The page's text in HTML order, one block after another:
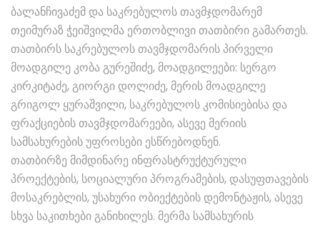
ბალანჩივაძემ და საკრებულოს თავმჯდომარემ
თეიმურაზ ჭეიშვილმა ერთობლივი თათბირი გამართეს.
თათბირს საკრებულოს თავმჯდომარის პირველი
მოადგილე კობა გურეშიძე, მოადგილეები: სერგო
კირკიტაძე, გიორგი დოლიძე, მერის მოადგილე
გრიგოლ ყურაშვილი, საკრებულოს კომისიებისა და
ფრაქციების თავმჯდომარეები, ასევე მერიის
სამსახურების უფროსები ესწრებოდნენ.
თათბირზე მიმდინარე ინფრასტრუქტურული
პროექტების, სოციალური პროგრამების, დასუფთავების
მოსაკრებლის, უსახური ობიექტების დემონტაჟის, ასევე
სხვა საკითხები განიხილეს. მერმა სამსახურის